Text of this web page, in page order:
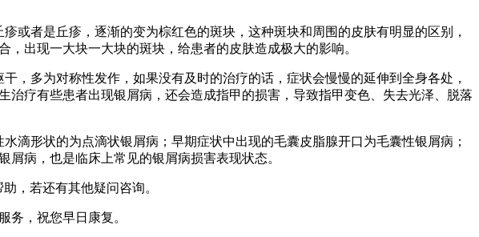
或者是丘疹，逐渐的变为棕红色的斑块，这种斑块和周围的皮肤有明显的区别，
出现一大块一大块的斑块，给患者的皮肤造成极大的影响。
，多为对称性发作，如果没有及时的治疗的话，症状会慢慢的延伸到全身各处，
疗有些患者出现银屑病，还会造成指甲的损害，导致指甲变色、失去光泽、脱落
滴形状的为点滴状银屑病；早期症状中出现的毛囊皮脂腺开口为毛囊性银屑病；
病，也是临床上常见的银屑病损害表现状态。
，若还有其他疑问咨询。
务，祝您早日康复。